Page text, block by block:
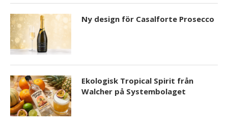
Ny design för Casalforte Prosecco
Ekologisk Tropical Spirit från
Walcher på Systembolaget